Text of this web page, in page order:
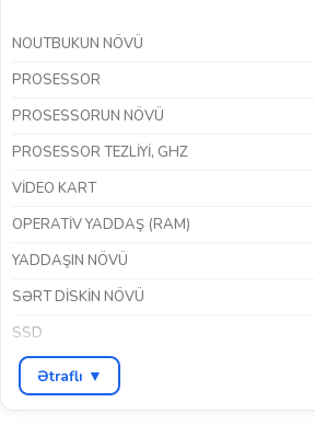
NOUTBUKUN NÖVÜ
PROSESSOR
PROSESSORUN NÖVÜ
PROSESSOR TEZLIYI, GHZ
VIDEO KART
OPERATIV YADDAŞ (RAM)
YADDAŞIN NÖVÜ
SƏRT DISKIN NÖVÜ
SSD
EKRAN ÖLÇÜSÜ
Ətraflı ▼